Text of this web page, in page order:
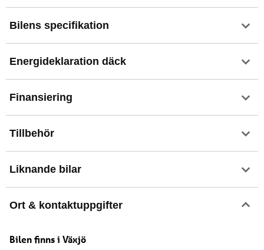
Bilens specifikation
Energideklaration däck
Finansiering
Tillbehör
Liknande bilar
Ort & kontaktuppgifter
Bilen finns i Växjö